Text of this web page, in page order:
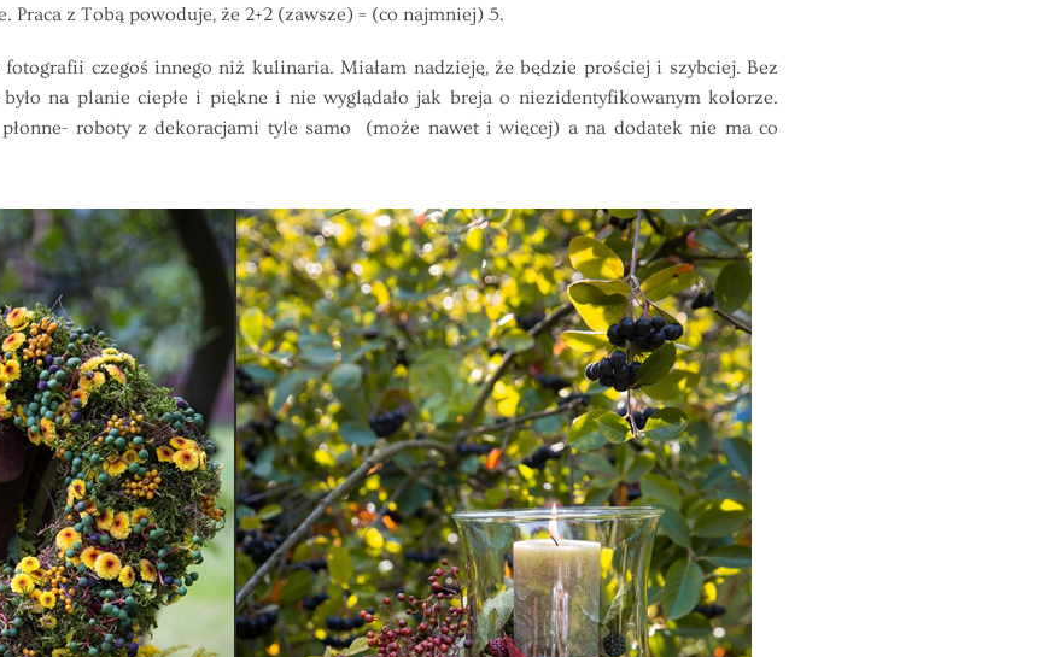
Praca z Tobą powoduje, że 2+2 (zawsze) = (co najmniej) 5.
czegoś innego niż kulinaria. Miałam nadzieję, że będzie prościej i szybciej. Bez
było na planie ciepłe i piękne i nie wyglądało jak breja o niezidentyfikowanym kolorze.
roboty z dekoracjami tyle samo (może nawet i więcej) a na dodatek nie ma co